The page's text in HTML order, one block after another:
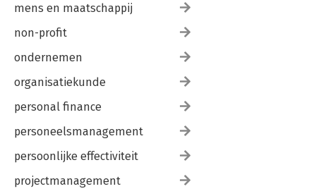
mens en maatschappij
non-profit
ondernemen
organisatiekunde
personal finance
personeelsmanagement
persoonlijke effectiviteit
projectmanagement